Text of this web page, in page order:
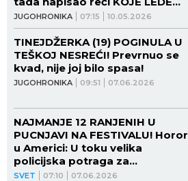
JUGOHRONIKA 07:15 10.05.2026
KRV U ŽILAMA!
JUGOHRONIKA 09:51 07.06.2026
TINEJDŽERKA (19) POGINULA U
TEŠKOJ NESREĆI! Prevrnuo se
kvad, nije joj bilo spasa!
SVET 07:10 07.06.2026
NAJMANJE 12 RANJENIH U
PUCNJAVI NA FESTIVALU! Horor
u Americi: U toku velika
policijska potraga za
napadačima!